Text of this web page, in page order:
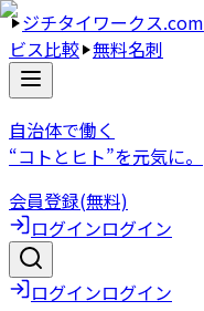
ジチタイワークス.com
ビス比較 無料名刺
自治体で働く
“コトとヒト”を元気に。
会員登録(無料)
ログインログイン
ログインログイン